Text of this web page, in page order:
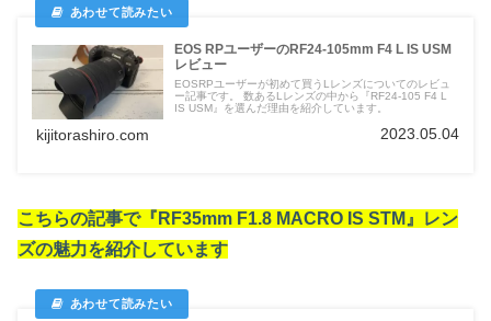
EOS RPユーザーのRF24-105mm F4 L IS USM
レビュー
EOSRPユーザーが初めて買うLレンズについてのレビュ
ー記事です。 数あるLレンズの中から『RF24-105 F4 L
IS USM』を選んだ理由を紹介しています。
kijitorashiro.com 2023.05.04
こちらの記事で『RF35mm F1.8 MACRO IS STM』レン
ズの魅力を紹介しています